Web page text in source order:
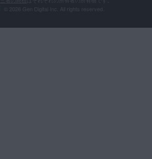
© 2026 Gen Digital Inc. All rights reserved.